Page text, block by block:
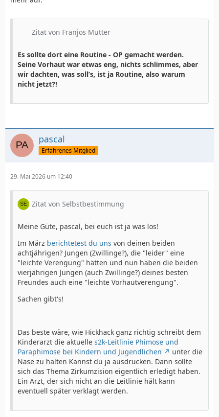
Zitat von Franjos Mutter
Es sollte dort eine Routine - OP gemacht werden.
Seine Vorhaut war etwas eng, nichts schlimmes, aber
wir dachten, was soll’s, ist ja Routine, also warum
nicht jetzt?!
pascal
Erfahrenes Mitglied
29. Mai 2026 um 12:40
Zitat von Selbstbestimmung
Meine Güte, pascal, bei euch ist ja was los!
Im März berichtetest du uns von deinen beiden
achtjährigen? Jungen (Zwillinge?), die "leider" eine
"leichte Verengung" hätten und nun haben die beiden
vierjährigen Jungen (auch Zwillinge?) deines besten
Freundes auch eine "leichte Vorhautverengung".
Sachen gibt's!
Das beste wäre, wie Hickhack ganz richtig schreibt dem
Kinderarzt die aktuelle s2k-Leitlinie Phimose und
Paraphimose bei Kindern und Jugendlichen
unter die
Nase zu halten Kannst du ja ausdrucken. Dann sollte
sich das Thema Zirkumzision eigentlich erledigt haben.
Ein Arzt, der sich nicht an die Leitlinie hält kann
eventuell später verklagt werden.